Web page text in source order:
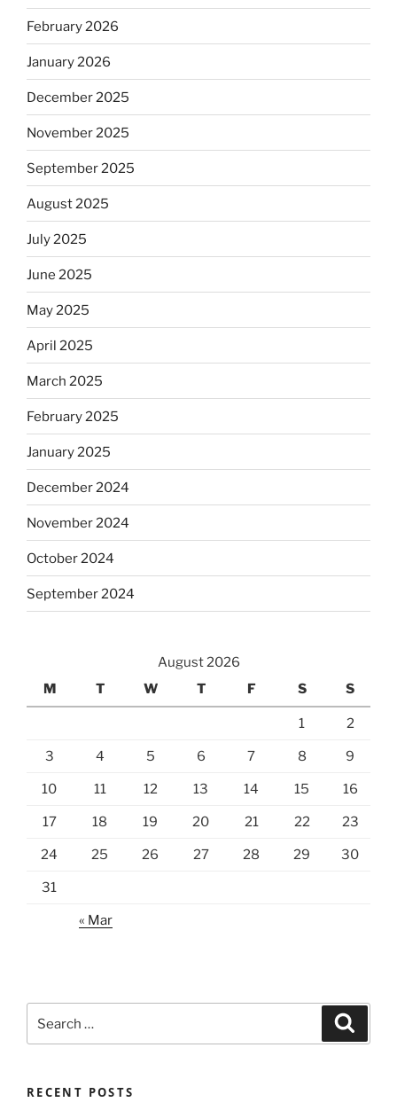
February 2026
January 2026
December 2025
November 2025
September 2025
August 2025
July 2025
June 2025
May 2025
April 2025
March 2025
February 2025
January 2025
December 2024
November 2024
October 2024
September 2024
August 2026
M
T W T F S S
1 2
3 4 5 6 7 8 9
10 11 12 13 14 15 16
17 18 19 20 21 22 23
24 25 26 27 28 29 30
31
« Mar
for:
RECENT POSTS